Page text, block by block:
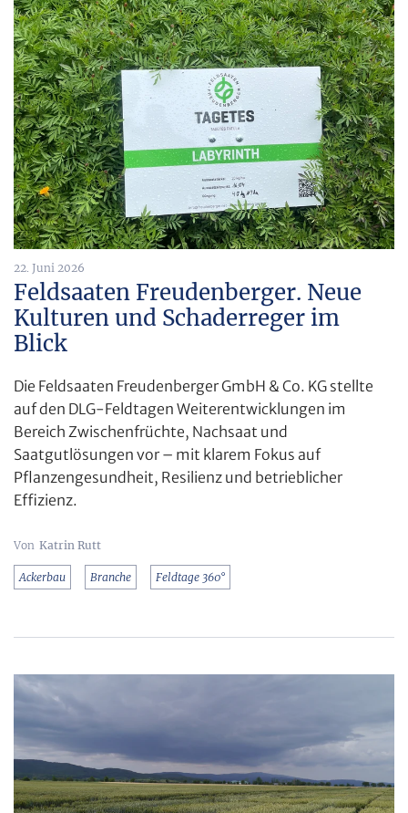
22. Juni 2026
Feldsaaten Freudenberger. Neue
Kulturen und Schaderreger im
Blick
Die Feldsaaten Freudenberger GmbH & Co. KG stellte
auf den DLG-Feldtagen Weiterentwicklungen im
Bereich Zwischenfrüchte, Nachsaat und
Saatgutlösungen vor – mit klarem Fokus auf
Pflanzengesundheit, Resilienz und betrieblicher
Effizienz.
Katrin Rutt
Ackerbau Branche Feldtage 360°